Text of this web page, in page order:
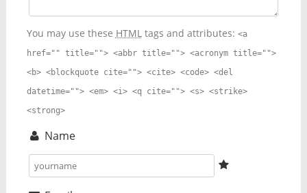
You may use these HTMLtags and attributes: <a
href="" title=""> <abbr title=""> <acronym title="">
<b> <blockquote cite=""> <cite> <code> <del
datetime=""> <em> <i> <q cite=""> <s> <strike>
<strong>
Name